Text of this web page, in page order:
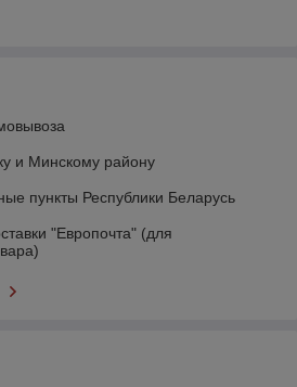
и Минскому району
пункты Республики Беларусь
"Европочта" (для